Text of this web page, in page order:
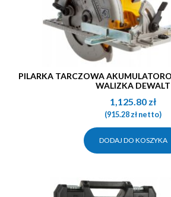
PILARKA TARCZOWA AKUMULATOROWA 184MM XR 18V
WALIZKA DEWALT
1,125.80 zł
(915.28złnetto)
DODAJ DO KOSZYKA